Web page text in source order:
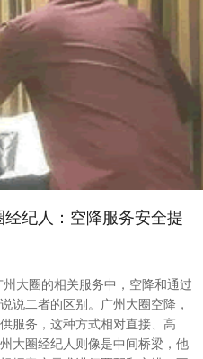
纪人‌：空降服务安全提
大圈的相关服务中，空降和通过
说二者的区别。广州大圈空降，
服务，这种方式相对直接、高
大圈经纪人则像是中间桥梁，他